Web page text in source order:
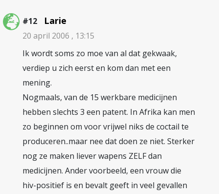
#12 Larie
20 april 2006 , 13:15
Ik wordt soms zo moe van al dat gekwaak,
verdiep u zich eerst en kom dan met een
mening.
Nogmaals, van de 15 werkbare medicijnen
hebben slechts 3 een patent. In Afrika kan men
zo beginnen om voor vrijwel niks de coctail te
produceren..maar nee dat doen ze niet. Sterker
nog ze maken liever wapens ZELF dan
medicijnen. Ander voorbeeld, een vrouw die
hiv-positief is en bevalt geeft in veel gevallen